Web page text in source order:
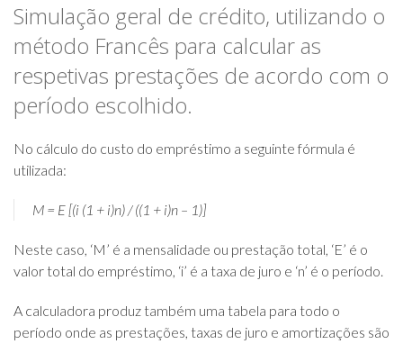
Simulação geral de crédito, utilizando o
método Francês para calcular as
respetivas prestações de acordo com o
período escolhido.
No cálculo do custo do empréstimo a seguinte fórmula é
utilizada:
M = E [(i (1 + i)n) / ((1 + i)n – 1)]
Neste caso, ‘M’ é a mensalidade ou prestação total, ‘E’ é o
valor total do empréstimo, ‘i’ é a taxa de juro e ‘n’ é o período.
A calculadora produz também uma tabela para todo o
período onde as prestações, taxas de juro e amortizações são